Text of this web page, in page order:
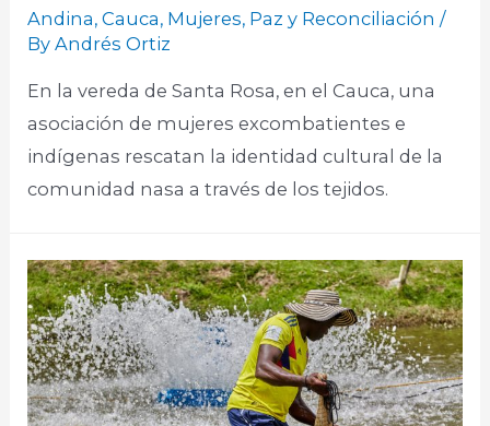
Andina,Cauca, Mujeres, Paz y Reconciliación /
ByAndrés Ortiz
En la vereda de Santa Rosa, en el Cauca, una
asociación de mujeres excombatientes e
indígenas rescatan la identidad cultural de la
comunidad nasa a través de los tejidos.